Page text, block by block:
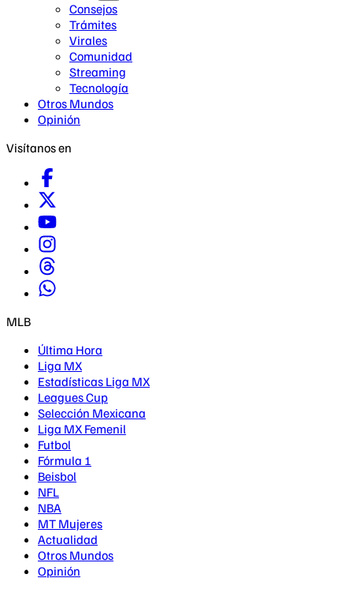
Consejos
Trámites
Virales
Comunidad
Streaming
Tecnología
Otros Mundos
Opinión
Visítanos en
MLB
Última Hora
Liga MX
Estadísticas Liga MX
Leagues Cup
Selección Mexicana
Liga MX Femenil
Futbol
Fórmula 1
Beisbol
NFL
NBA
MT Mujeres
Actualidad
Otros Mundos
Opinión